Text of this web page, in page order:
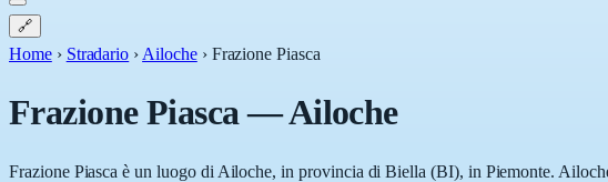
🔗
Home › Stradario › Ailoche › Frazione Piasca
Frazione Piasca—Ailoche
Frazione Piasca è un luogo di Ailoche, in provincia di Biella (BI), in Piemonte.